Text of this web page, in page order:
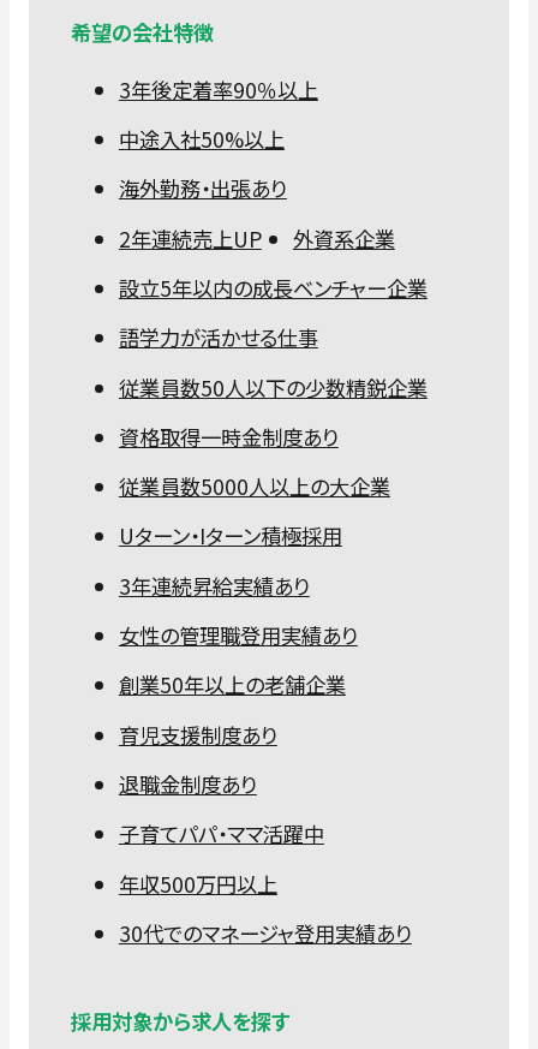
希望の会社特徴
3年後定着率90％以上
中途入社50%以上
海外勤務・出張あり
2年連続売上UP
外資系企業
設立5年以内の成長ベンチャー企業
語学力が活かせる仕事
従業員数50人以下の少数精鋭企業
資格取得一時金制度あり
従業員数5000人以上の大企業
Uターン・Iターン積極採用
3年連続昇給実績あり
女性の管理職登用実績あり
創業50年以上の老舗企業
育児支援制度あり
退職金制度あり
子育てパパ・ママ活躍中
年収500万円以上
30代でのマネージャ登用実績あり
採用対象から求人を探す